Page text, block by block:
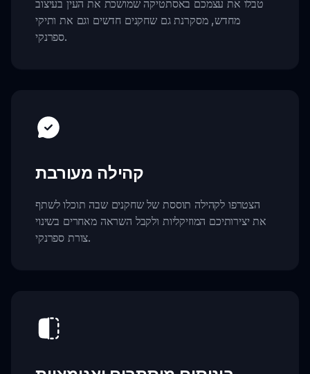
טבלו את עצמכם באסתטיקה שמושכת את העין בעיצוב
מחדש, מסקרנת גם שחקנים חדשים וגם את ותיקי
ספרנקי.
קהילה מעורבת
הצטרפו לקהילה תוססת של שחקנים שבה תוכלו לשתף
את יצירותיכם המוזיקליות ולקבל השראה מאחרים בשינוי
צורת ספרנקי.